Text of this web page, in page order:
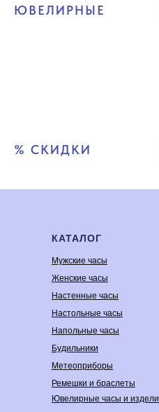
ЮВЕЛИРНЫЕ
% СКИДКИ
КАТАЛОГ
Мужские часы
Женские часы
Настенные часы
Настольные часы
Напольные часы
Будильники
Метеоприборы
Ремешки и браслеты
Ювелирные часы и